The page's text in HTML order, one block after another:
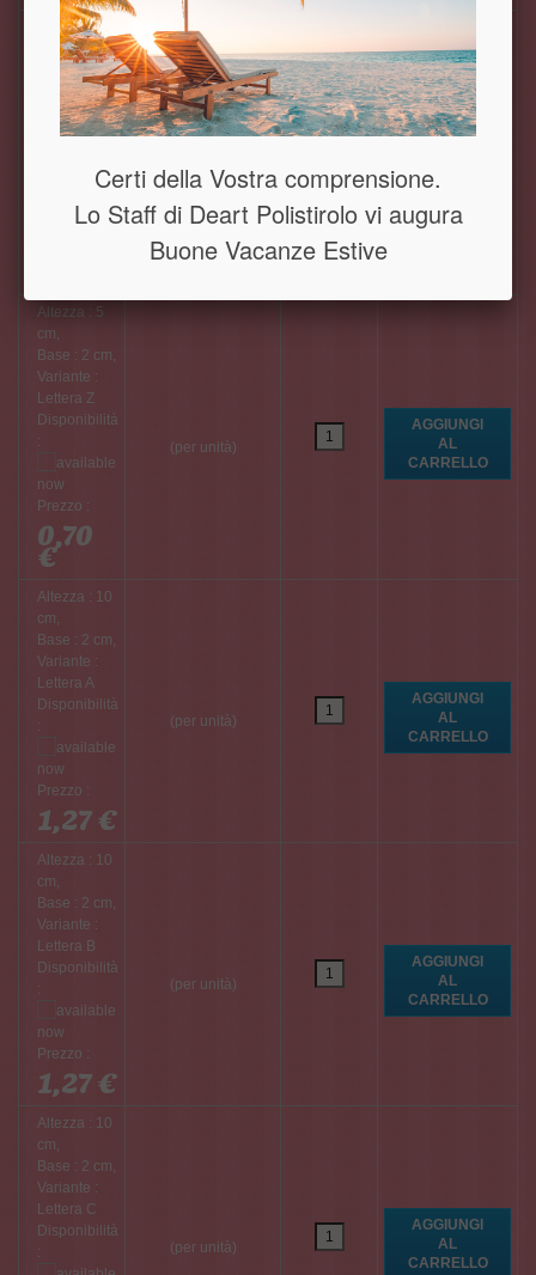
Altezza : 5
Base : 2 cm,
Variante :
Lettera Y
Disponibilità
Prezzo :
Altezza : 5
cm,
Base : 2 cm,
Variante :
Lettera Z
Disponibilità
:
Prezzo :
0,70
€
(per unità)
Altezza : 10
cm,
Base : 2 cm,
Variante :
Lettera A
Disponibilità
:
Prezzo :
1,27 €
(per unità)
Altezza : 10
cm,
Base : 2 cm,
Variante :
Lettera B
Disponibilità
:
Prezzo :
1,27 €
(per unità)
Altezza : 10
cm,
Base : 2 cm,
Variante :
Lettera C
Disponibilità
:
(per unità)
Certi della Vostra comprensione.
Lo Staff di Deart Polistirolo vi augura
Buone Vacanze Estive